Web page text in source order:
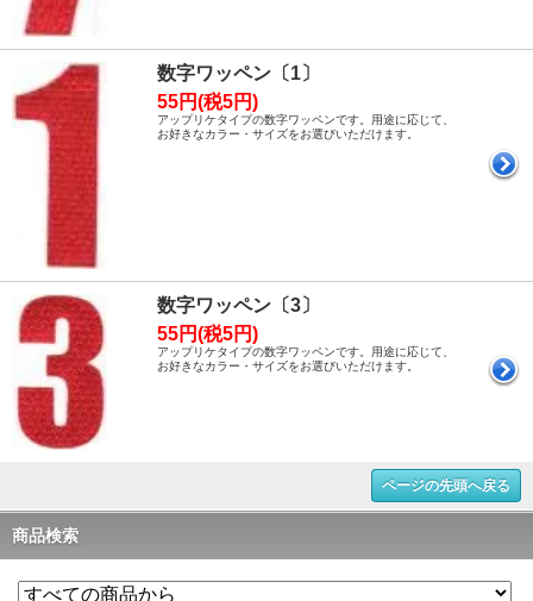
数字ワッペン〔1〕
55円(税5円)
アップリケタイプの数字ワッペンです。用途に応じて、
お好きなカラー・サイズをお選びいただけます。
数字ワッペン〔3〕
55円(税5円)
アップリケタイプの数字ワッペンです。用途に応じて、
お好きなカラー・サイズをお選びいただけます。
ページの先頭へ戻る
商品検索